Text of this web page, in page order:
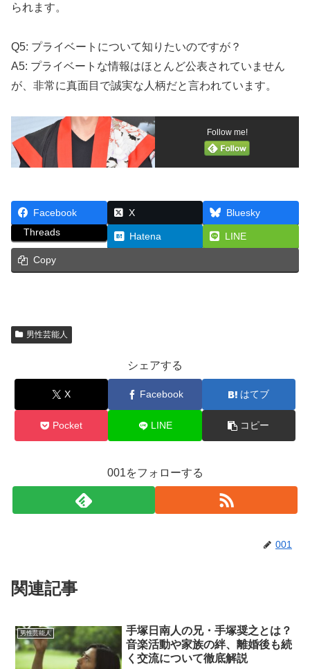
られます。
Q5: プライベートについて知りたいのですが？
A5: プライベートな情報はほとんど公表されていません
が、非常に真面目で誠実な人柄だと言われています。
Follow me!
Facebook X
Bluesky
Threads
Hatena LINE
Copy
男性芸能人
シェアする
X Facebook はてブ
Pocket LINE コピー
001をフォローする
001
関連記事
男性芸能人
手塚日南人の兄・手塚奨之とは？
音楽活動や家族の絆、離婚後も続
く交流について徹底解説